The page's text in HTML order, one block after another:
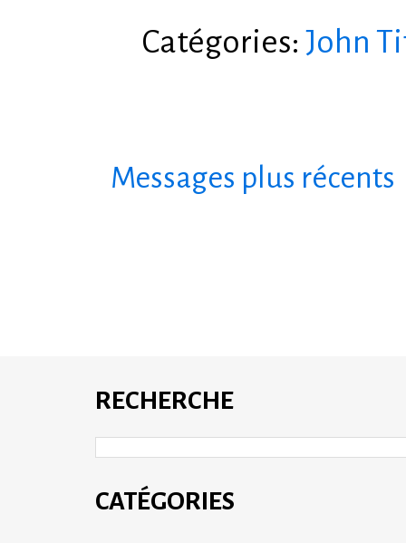
Catégories: John
Messages plus récents
RECHERCHE
CATÉGORIES